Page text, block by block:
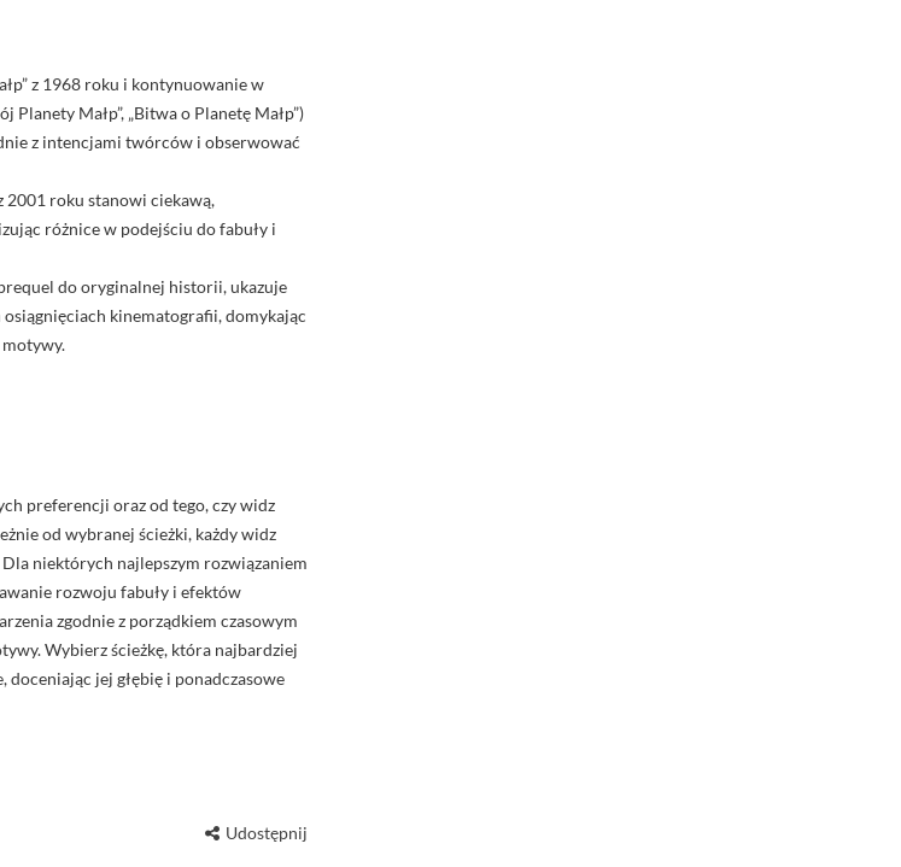
z 1968 roku i kontynuowanie w
Planety Małp”, „Bitwa o Planetę Małp”)
z intencjami twórców i obserwować
2001 roku stanowi ciekawą,
różnice w podejściu do fabuły i
do oryginalnej historii, ukazuje
kinematografii, domykając
preferencji oraz od tego, czy widz
od wybranej ścieżki, każdy widz
niektórych najlepszym rozwiązaniem
rozwoju fabuły i efektów
zgodnie z porządkiem czasowym
Wybierz ścieżkę, która najbardziej
jej głębię i ponadczasowe
Udostępnij